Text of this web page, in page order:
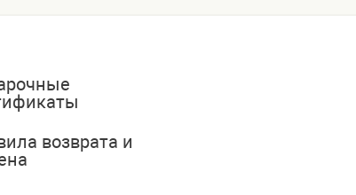
возврата и